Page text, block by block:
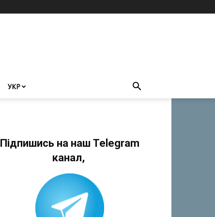
УКР
Підпишись на наш Telegram
канал,